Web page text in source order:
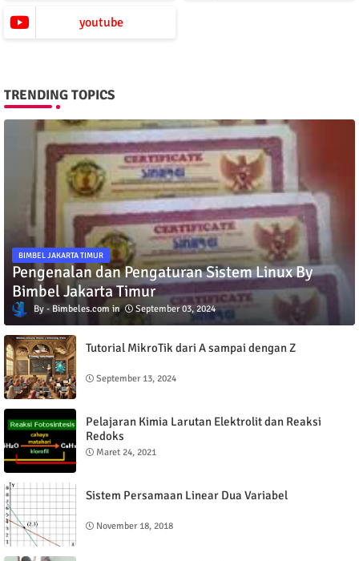
youtube
TRENDING TOPICS
BIMBEL JAKARTA TIMUR
Pengenalan dan Pengaturan Sistem Linux By
Bimbel Jakarta Timur
Bimbeles.com September 03, 2024
Tutorial MikroTik dari A sampai dengan Z
September 13, 2024
Pelajaran Kimia Larutan Elektrolit dan Reaksi
Redoks
Maret 24, 2021
Sistem Persamaan Linear Dua Variabel
November 18, 2018